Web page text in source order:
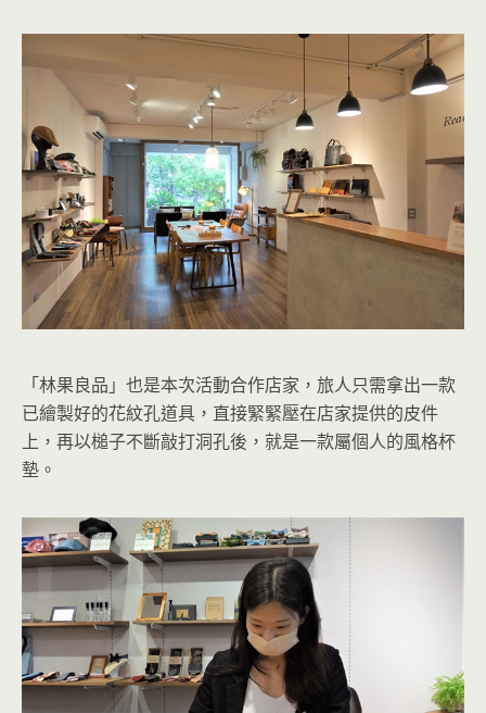
「林果良品」也是本次活動合作店家，旅人只需拿出一款
已繪製好的花紋孔道具，直接緊緊壓在店家提供的皮件
上，再以槌子不斷敲打洞孔後，就是一款屬個人的風格杯
墊。